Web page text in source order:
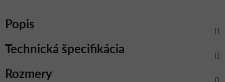
Popis
Rozmery
Technická špecifikácia